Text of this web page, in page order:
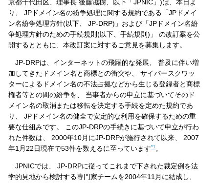
京都千代田区、理事長 後藤滋樹、以下「JPNIC」)は、本日よ
り、 JPドメイン名の紛争処理に関する規約である「JPドメイ
ン名紛争処理方針(以下、 JP-DRP)」および「JPドメイン名紛
争処理方針のための手続規則(以下、手続規則)」 の改訂案を公
開するとともに、本改訂案に対するご意見を募集します。
JP-DRPは、インターネットの飛躍的な発展、 普及に伴い増
加してきたドメイン名と商標との衝突や、 サイバースクワッ
ターによるドメイン名の不法占拠などから生じる登録者と商標
権者等との間の紛争を、 当事者からの申立に基づいてそのド
メイン名の取消または移転を決定する手続を定めた規約であ
り、 JPドメイン名の健全で安定的な利用を確保するための重
要な仕組みです。 このJP-DRPの手続きに基づいて申立が行わ
れた件数は、 2000年10月にJP-DRPが施行されて以来、 2007
年1月22日現在で53件を数えるに至っています*1 。
JPNICでは、 JP-DRPに従ってこれまで下された裁定例を法
学的見地から検討する専門家チームを2004年11月に結成し、